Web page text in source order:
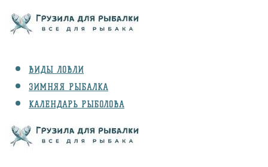
ВИДЫ ЛОВЛИ
ЗИМНЯЯ РЫБАЛКА
КАЛЕНДАРЬ РЫБОЛОВА
СНАРЯЖЕНИЕ